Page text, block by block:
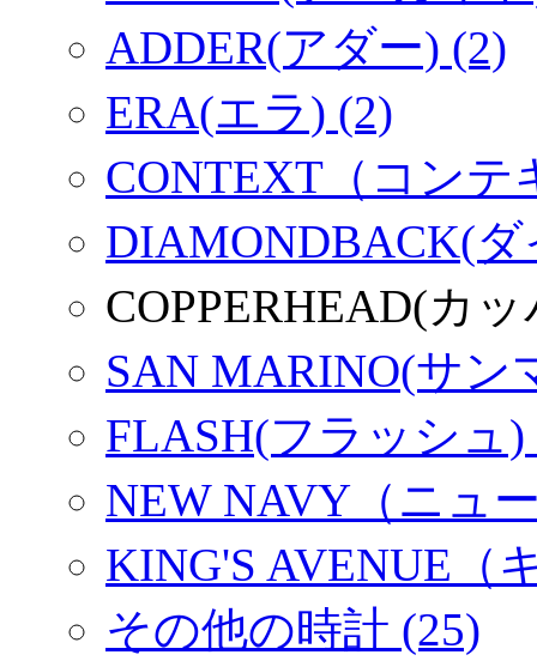
ADDER(アダー) (2)
ERA(エラ) (2)
CONTEXT（コンテ
DIAMONDBACK(
COPPERHEAD(カ
SAN MARINO(サン
FLASH(フラッシュ)
NEW NAVY（ニュ
KING'S AVENUE（
その他の時計 (25)